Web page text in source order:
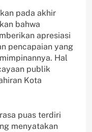
pada akhir
bahwa
apresiasi
pencapaian yang
Hal
publik
Kota
puas terdiri
menyatakan